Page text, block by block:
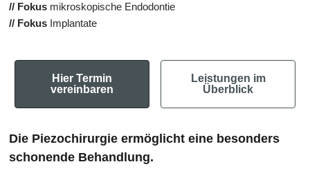
// Fokus mikroskopische Endodontie
// Fokus Implantate
Hier Termin
vereinbaren
Leistungen im
Überblick
Die Piezochirurgie ermöglicht eine besonders
schonende Behandlung.